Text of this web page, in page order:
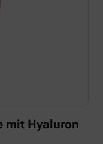
mit Hyaluron